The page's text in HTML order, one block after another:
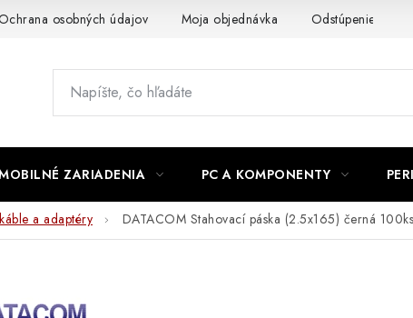
osobných údajov Moja objednávka Odstúpenie od
ZARIADENIA PC A KOMPONENTY
a adaptéry DATACOM Stahovací páska (2.5x165) černá